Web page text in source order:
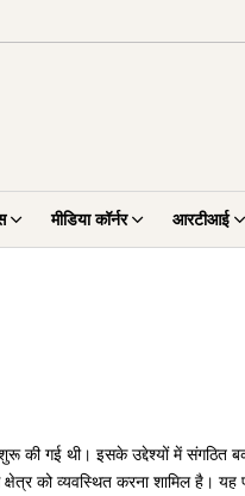
मीडिया कॉर्नर आरटीआई
गई थी। इसके उद्देश्यों में संगठित
को व्यवस्थित करना शामिल है।